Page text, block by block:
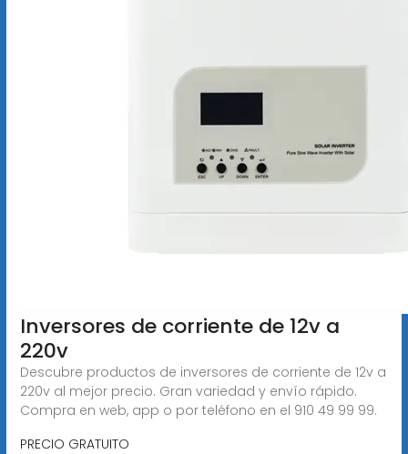
Inversores de corriente de 12v a
220v
Descubre productos de inversores de corriente de 12v a
220v al mejor precio. Gran variedad y envío rápido.
Compra en web, app o por teléfono en el 910 49 99 99.
PRECIO GRATUITO